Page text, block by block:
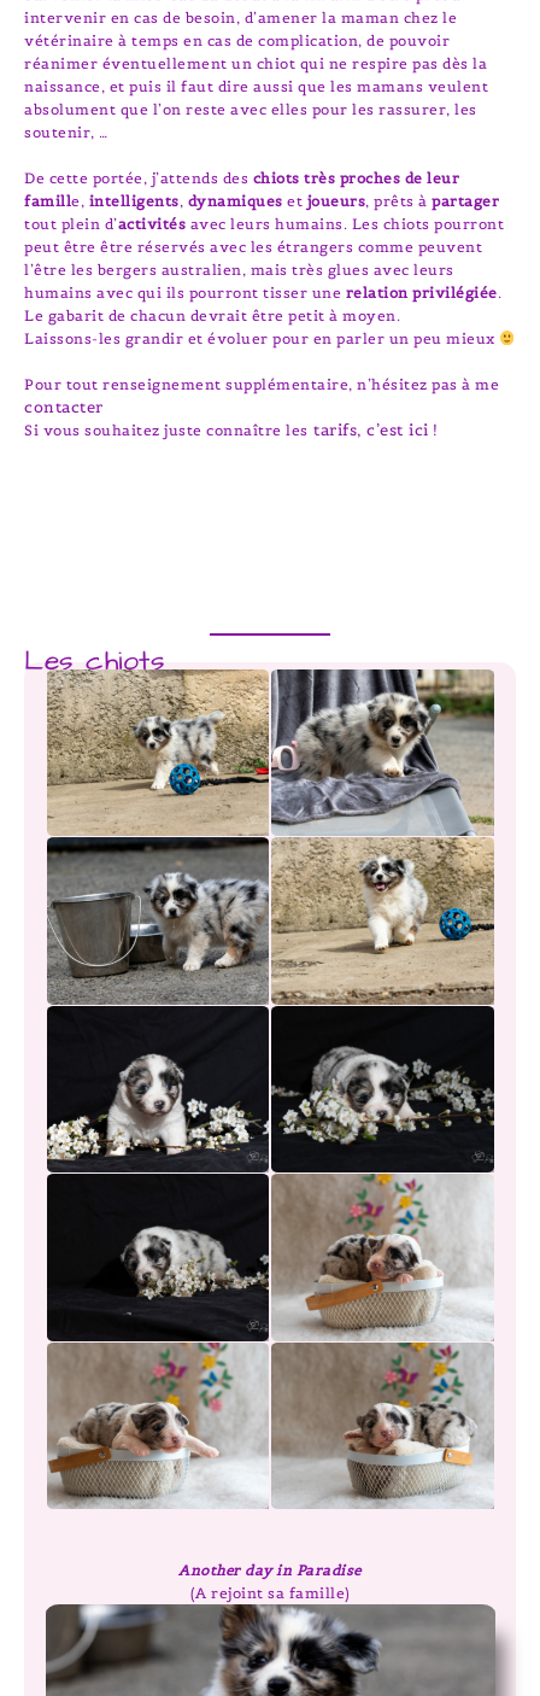
intervenir en cas de besoin, d’amener la maman chez le
vétérinaire à temps en cas de complication, de pouvoir
réanimer éventuellement un chiot qui ne respire pas dès la
naissance, et puis il faut dire aussi que les mamans veulent
absolument que l’on reste avec elles pour les rassurer, les
soutenir, …
De cette portée, j’attends des chiots très proches de leur
famille, intelligents, dynamiques et joueurs, prêts à partager
tout plein d’activités avec leurs humains. Les chiots pourront
peut être être réservés avec les étrangers comme peuvent
l’être les bergers australien, mais très glues avec leurs
humains avec qui ils pourront tisser une relation privilégiée.
Le gabarit de chacun devrait être petit à moyen.
Laissons-les grandir et évoluer pour en parler un peu mieux
Pour tout renseignement supplémentaire, n’hésitez pas à me
contacter
Si vous souhaitez juste connaître les tarifs, c’est ici !
Les chiots
Another day in Paradise
(A rejoint sa famille)